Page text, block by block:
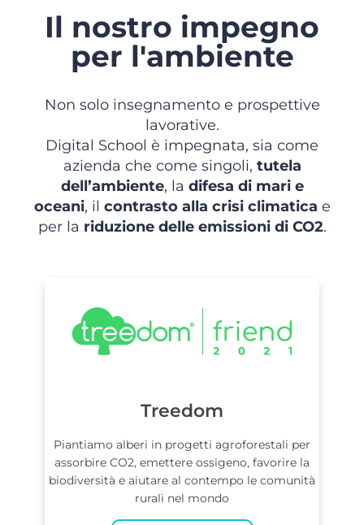
Il nostro impegno
per l'ambiente
Non solo insegnamento e prospettive
lavorative.
Digital School è impegnata, sia come
azienda che come singoli, tutela
dell’ambiente, la difesa di mari e
oceani, il contrasto alla crisi climatica e
per la riduzione delle emissioni di CO2.
Treedom
Piantiamo alberi in progetti agroforestali per
assorbire CO2, emettere ossigeno, favorire la
biodiversità e aiutare al contempo le comunità
rurali nel mondo